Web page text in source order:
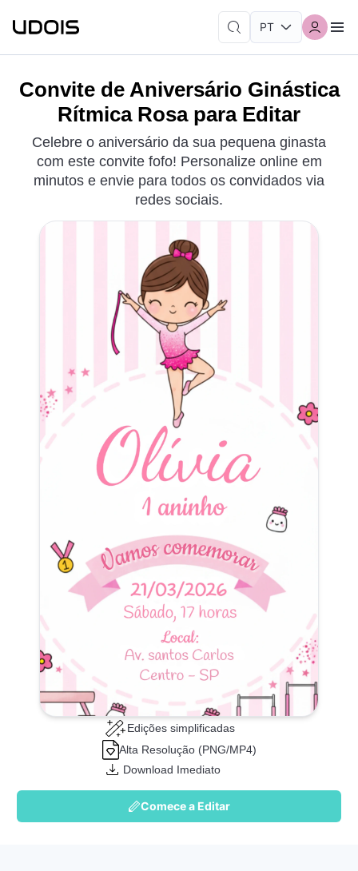
Convite de Aniversário Ginástica
Rítmica Rosa para Editar
Celebre o aniversário da sua pequena ginasta
com este convite fofo! Personalize online em
minutos e envie para todos os convidados via
redes sociais.
Edições simplificadas
Alta Resolução (PNG/MP4)
Download Imediato
Comece a Editar